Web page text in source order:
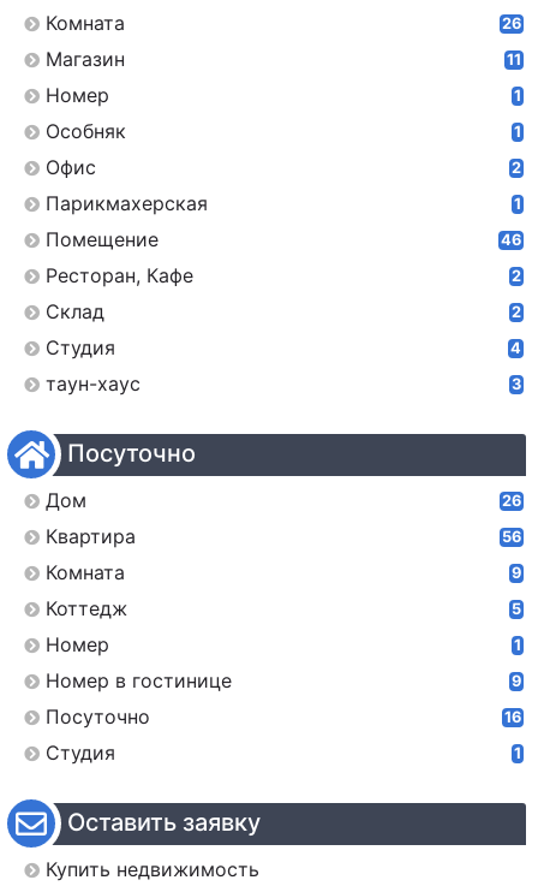
Комната 26
Магазин 11
Номер 1
Особняк 1
Офис 2
Парикмахерская 1
Помещение 46
Ресторан, Кафе 2
Склад 2
Студия 4
таун-хаус 3
Посуточно
Дом 26
Квартира 56
Комната 9
Коттедж 5
Номер 1
Номер в гостинице 9
Посуточно 16
Студия 1
Оставить заявку
Купить недвижимость